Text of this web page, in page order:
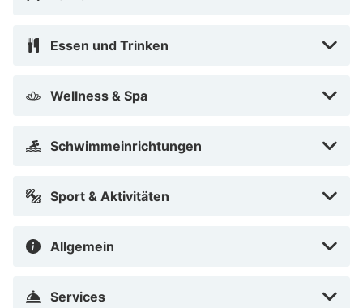
Essen und Trinken
Wellness & Spa
Schwimmeinrichtungen
Sport & Aktivitäten
Allgemein
Services